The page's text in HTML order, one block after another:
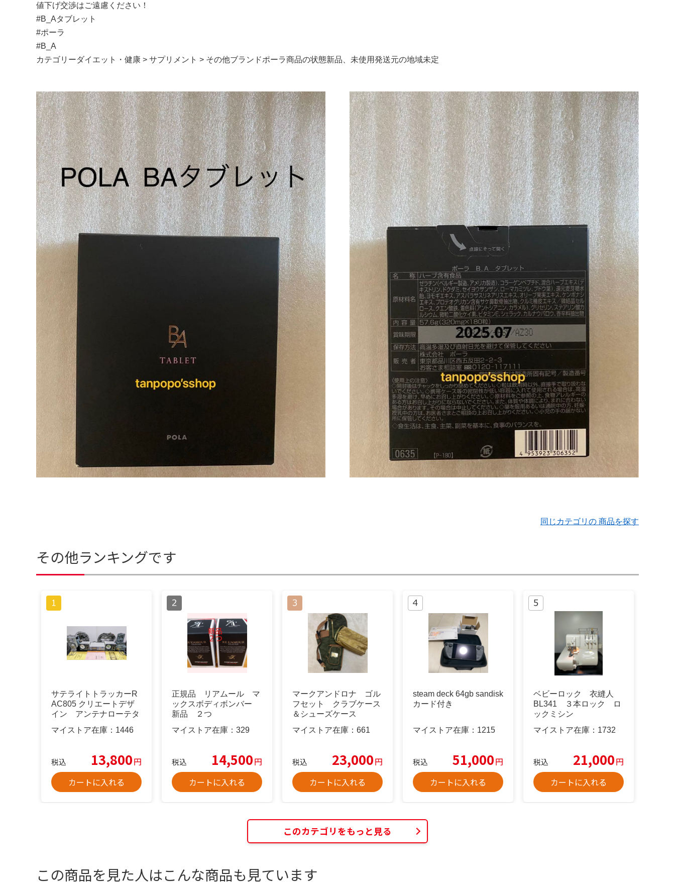
値下げ交渉はご遠慮ください！
#B_Aタブレット
#ポーラ
#B_A
カテゴリーダイエット・健康 > サプリメント > その他ブランドポーラ商品の状態新品、未使用発送元の地域未定
同じカテゴリの 商品を探す
その他ランキングです
サテライトトラッカーR
AC805 クリエートデザ
イン アンテナローテタ
マイストア在庫： 1446
税込 13,800円
カートに入れる
正規品 リアムール マ
ックスボディボンバー
新品 ２つ
マイストア在庫： 329
税込 14,500円
カートに入れる
マークアンドロナ ゴル
フセット クラブケース
＆シューズケース
マイストア在庫： 661
税込 23,000円
カートに入れる
steam deck 64gb sandisk
カード付き
マイストア在庫： 1215
税込 51,000円
カートに入れる
ベビーロック 衣縫人
BL341 ３本ロック ロ
ックミシン
マイストア在庫： 1732
税込 21,000円
カートに入れる
このカテゴリをもっと見る
この商品を見た人はこんな商品も見ています